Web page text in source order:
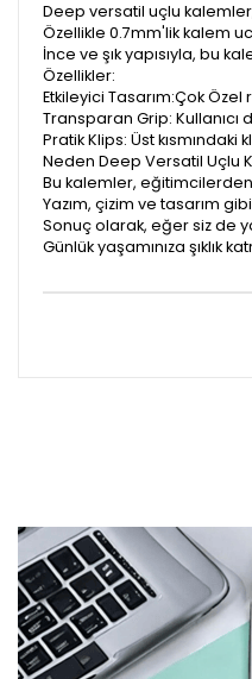
Deep versatil uçlu
Özellikle 0.7mm'lik kalem
İnce ve şık yapısıyla, bu
Özellikler:
Etkileyici Tasarım:Çok Özel
Transparan Grip:
Pratik Klips: Üst
Neden Deep Versatil Uçlu
Bu kalemler,
Yazım, çizim ve tasarım
Sonuç olarak, eğer siz de
Günlük yaşamınıza şıklık